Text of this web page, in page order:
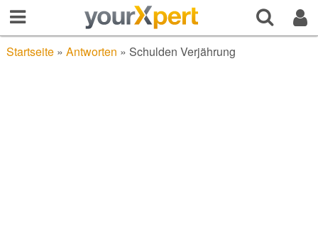
Startseite» Antworten » Schulden Verjährung